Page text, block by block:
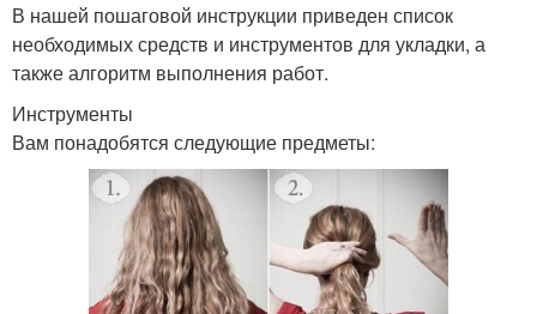
В нашей пошаговой инструкции приведен список
необходимых средств и инструментов для укладки, а
также алгоритм выполнения работ.
Инструменты
Вам понадобятся следующие предметы: